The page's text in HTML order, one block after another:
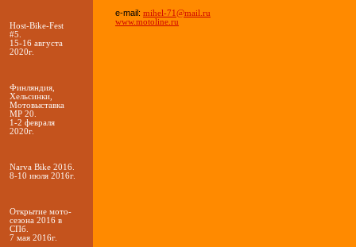
Host-Bike-Fest
#5.
15-16 августа
2020г.
Финляндия,
Хельсинки,
Мотовыставка
MP 20.
1-2 февраля
2020г.
Narva Bike 2016.
8-10 июля 2016г.
Открытие мото-
сезона 2016 в
СПб.
7 мая 2016г.
e-mail: mihel-71@mail.ru
www.motoline.ru